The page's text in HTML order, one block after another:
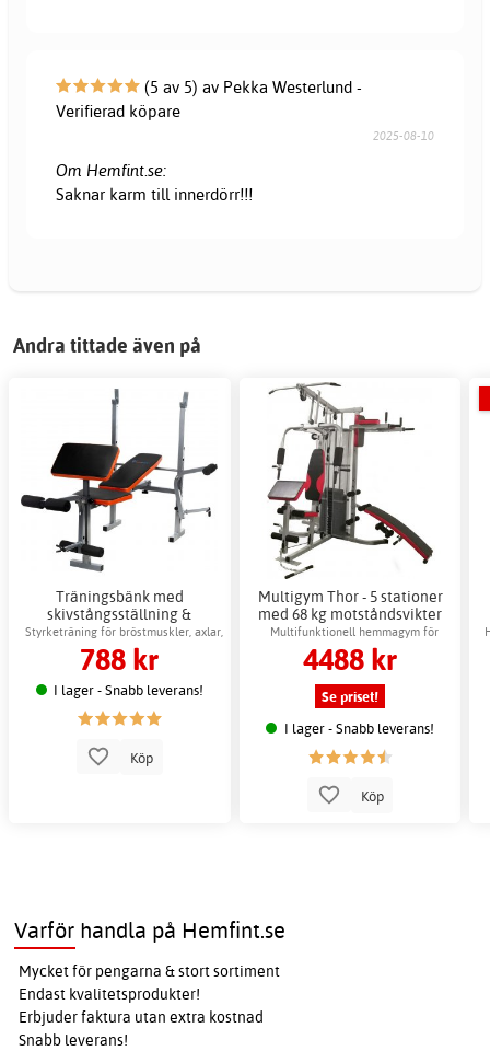
(5 av 5) av Pekka Westerlund -
Verifierad köpare
2025-08-10
Om Hemfint.se:
Saknar karm till innerdörr!!!
Andra tittade även på
Träningsbänk med
skivstångsställning &
hantelkudde
Styrketräning för bröstmuskler, axlar,
magen & armar
788 kr
I lager - Snabb leverans!
Köp
Multigym Thor - 5 stationer
med 68 kg motståndsvikter
Multifunktionell hemmagym för
helkroppsträning
4488 kr
Se priset!
I lager - Snabb leverans!
Köp
Varför handla på Hemfint.se
Mycket för pengarna & stort sortiment
Endast kvalitetsprodukter!
Erbjuder faktura utan extra kostnad
Snabb leverans!